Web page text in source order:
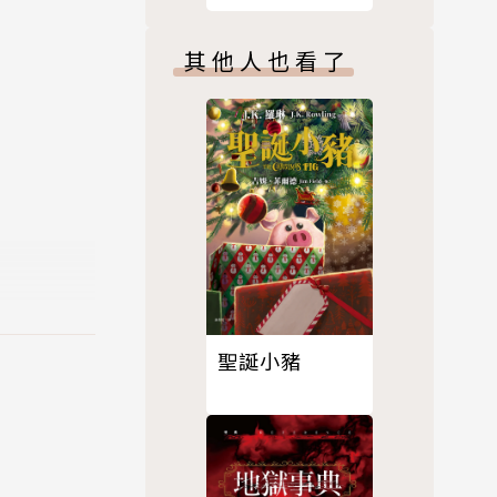
息息相
代變幻
聲，曾
周恩來
親陶琴
噓！
其他人也看了
聖誕小豬